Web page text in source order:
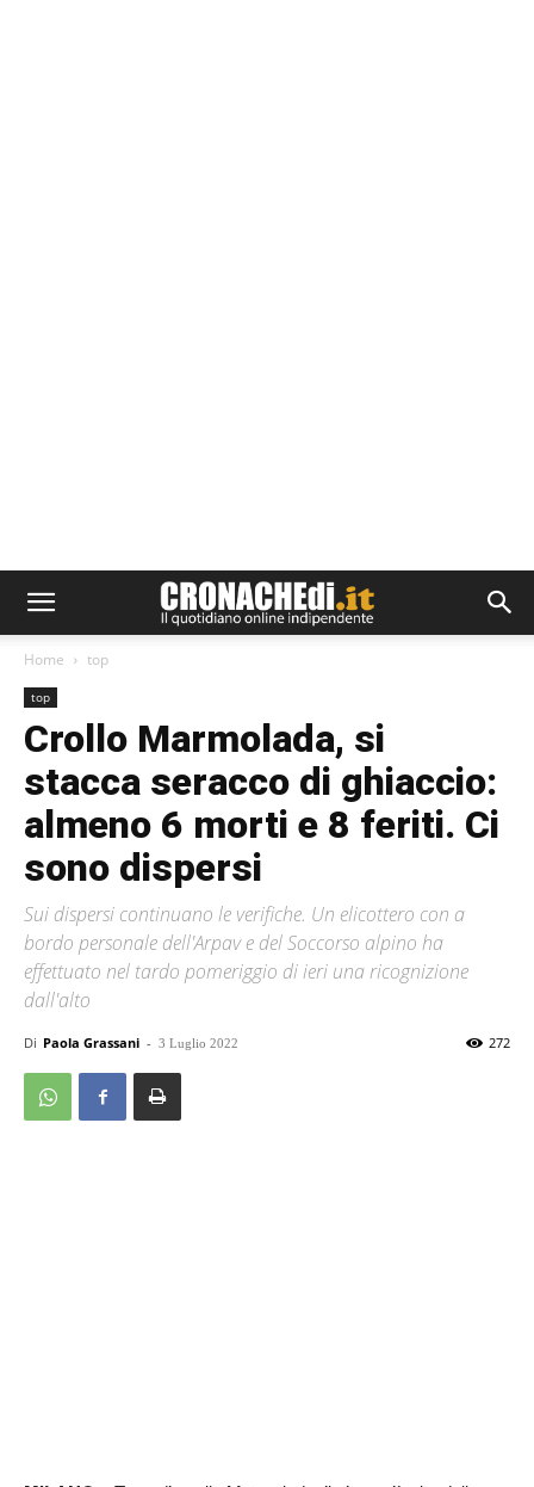
Home top
top
Crollo Marmolada, si
stacca seracco di ghiaccio:
almeno 6 morti e 8 feriti. Ci
sono dispersi
Sui dispersi continuano le verifiche. Un elicottero con a
bordo personale dell'Arpav e del Soccorso alpino ha
effettuato nel tardo pomeriggio di ieri una ricognizione
dall'alto
Di Paola Grassani - 3 Luglio 2022 272